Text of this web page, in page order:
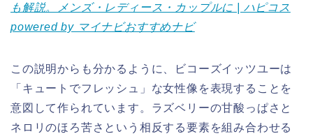
も解説。メンズ・レディース・カップルに | ハピコス
powered by マイナビおすすめナビ
この説明からも分かるように、ビコーズイッツユーは
「キュートでフレッシュ」な女性像を表現することを
意図して作られています。ラズベリーの甘酸っぱさと
ネロリのほろ苦さという相反する要素を組み合わせる